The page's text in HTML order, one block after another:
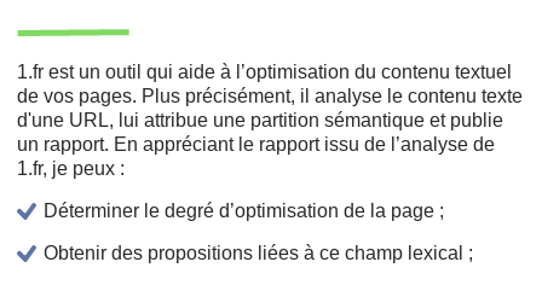
1.fr est un outil qui aide à l’optimisation du contenu textuel
de vos pages. Plus précisément, il analyse le contenu texte
d'une URL, lui attribue une partition sémantique et publie
un rapport. En appréciant le rapport issu de l’analyse de
1.fr, je peux :
Déterminer le degré d’optimisation de la page ;
Obtenir des propositions liées à ce champ lexical ;